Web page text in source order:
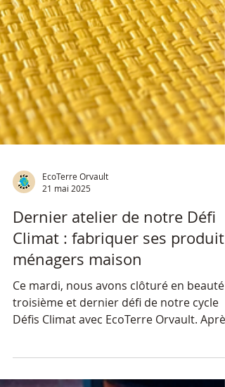
EcoTerre Orvault
21 mai 2025
Dernier atelier de notre Défi
Climat : fabriquer ses produits
ménagers maison
Ce mardi, nous avons clôturé en beauté
Défis Climat avec EcoTerre Orvault. Après
plusieurs mois de rencontres,